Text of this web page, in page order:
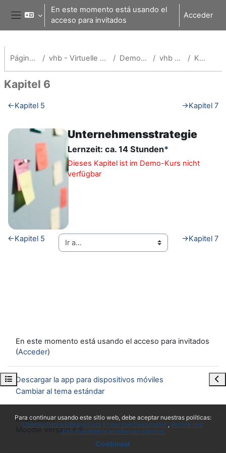
Salta al contenido principal
Para continuar usando este sitio web, debe aceptar nuestras políticas:
Datenschutzerklärung/Data Protection Declaration
Rechte und
Pflichten/Rights and Responsibilities
Continuar
Panel lateral
En este momento está usando el
acceso para invitados
Acceder
Abrir índice del curso
Página Principal vhb - Virtuelle Hochschule Bayern Demokurse (vhb) vhb Demo: org Kapitel 6
Kapitel 6
Perfilado de sección
←Kapitel 5 →Kapitel 7
Unternehmensstrategie
Lernzeit: ca. 14 Stunden*
Dieses Kapitel ist im Demo-Kurs nicht
verfügbar
←Kapitel 5 →Kapitel 7
En este momento está usando el acceso para invitados
(Acceder)
Descargar la app para dispositivos móviles
Cambiar al tema estándar
Impressum
Moodle Version 4.5